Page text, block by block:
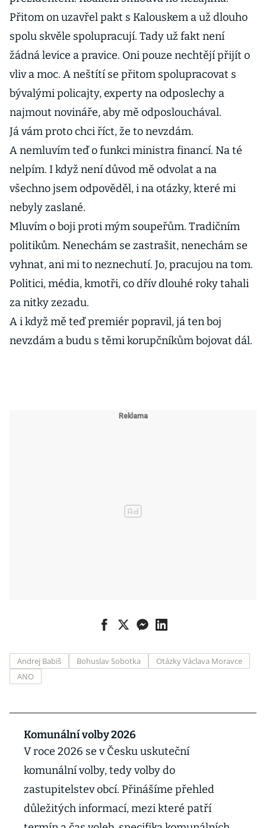
Přitom on uzavřel pakt s Kalouskem a už dlouho
spolu skvěle spolupracují. Tady už fakt není
žádná levice a pravice. Oni pouze nechtějí přijít o
vliv a moc. A neštítí se přitom spolupracovat s
bývalými policajty, experty na odposlechy a
najmout novináře, aby mě odposlouchával.
Já vám proto chci říct, že to nevzdám.
A nemluvím teď o funkci ministra financí. Na té
nelpím. I když není důvod mě odvolat a na
všechno jsem odpověděl, i na otázky, které mi
nebyly zaslané.
Mluvím o boji proti mým soupeřům. Tradičním
politikům. Nenechám se zastrašit, nenechám se
vyhnat, ani mi to neznechutí. Jo, pracujou na tom.
Politici, média, kmotři, co dřív dlouhé roky tahali
za nitky zezadu.
A i když mě teď premiér popravil, já ten boj
nevzdám a budu s těmi korupčníkům bojovat dál.
Andrej Babiš Bohuslav Sobotka
Otázky Václava Moravce
ANO
Komunální volby 2026
V roce 2026 se v Česku uskuteční
komunální volby, tedy volby do
zastupitelstev obcí. Přinášíme přehled
důležitých informací, mezi které patří